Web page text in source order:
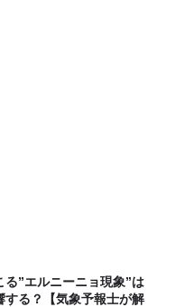
る”エルニーニョ現象”は
する？【気象予報士が解